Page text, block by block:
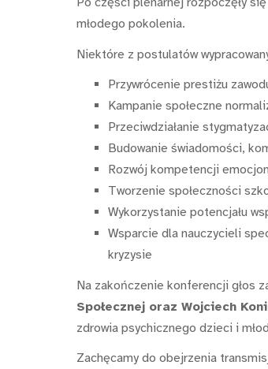
młodego pokolenia.
Niektóre z postulatów
Przywrócenie prestiżu
Kampanie społeczne
Przeciwdziałanie
Budowanie świadomości,
Rozwój kompetencji
Tworzenie społeczności
Wykorzystanie potencjału
Wsparcie dla nauczycieli
kryzysie
Na zakończenie konferencji głos
Społecznej oraz Wojciech
zdrowia psychicznego dzieci i
Zachęcamy do obejrzenia